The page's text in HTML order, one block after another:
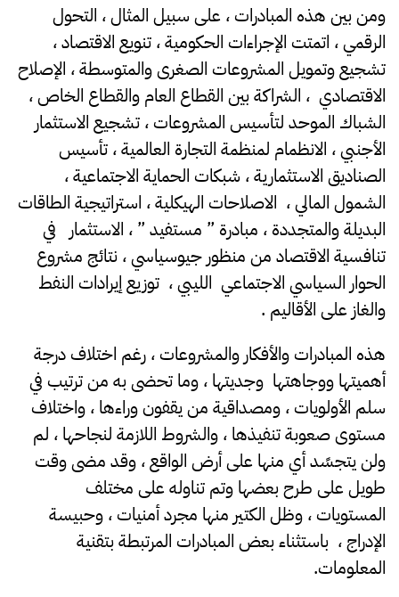
ومن بين هذه المبادرات ، على سبيل المثال ، التحول
الرقمي ، اتمتت الإجراءات الحكومية ، تنويع الاقتصاد ،
تشجيع وتمويل المشروعات الصغرى والمتوسطة ، الإصلاح
الاقتصادي ، الشراكة بين القطاع العام والقطاع الخاص ،
الشباك الموحد لتأسيس المشروعات ، تشجيع الاستثمار
الأجنبي ، الانظمام لمنظمة التجارة العالمية ، تأسيس
الصناديق الاستثمارية ، شبكات الحماية الاجتماعية ،
الشمول المالي ، الاصلاحات الهيكلية ، استراتيجية الطاقات
البديلة والمتجددة ، مبادرة ” مستفيد ” ، الاستثمار في
تنافسية الاقتصاد من منظور جيوسياسي ، نتائج مشروع
الحوار السياسي الاجتماعي الليبي ، توزيع إيرادات النفط
والغاز على الأقاليم .
هذه المبادرات والأفكار والمشروعات ، رغم اختلاف درجة
أهميتها ووجاهتها وجديتها ، وما تحضى به من ترتيب في
سلم الأولويات ، ومصداقية من يقفون وراءها ، واختلاف
مستوى صعوبة تنفيذها ، والشروط اللازمة لنجاحها ، لم
ولن يتجسًد أي منها على أرض الواقع ، وقد مضى وقت
طويل على طرح بعضها وتم تناوله على مختلف
المستويات ، وظل الكتير منها مجرد أمنيات ، وحبيسة
الإدراج ، باستثناء بعض المبادرات المرتبطة بتقنية
المعلومات.